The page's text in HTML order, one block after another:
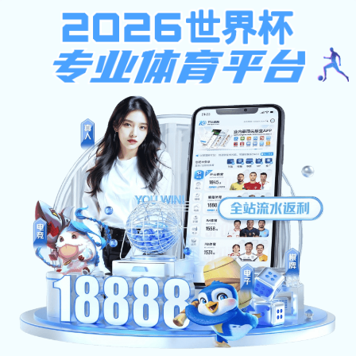
博鱼体育电竞
学校概况
学校简介
学校章程
现任领导
学校机构
党群机构
行政部门